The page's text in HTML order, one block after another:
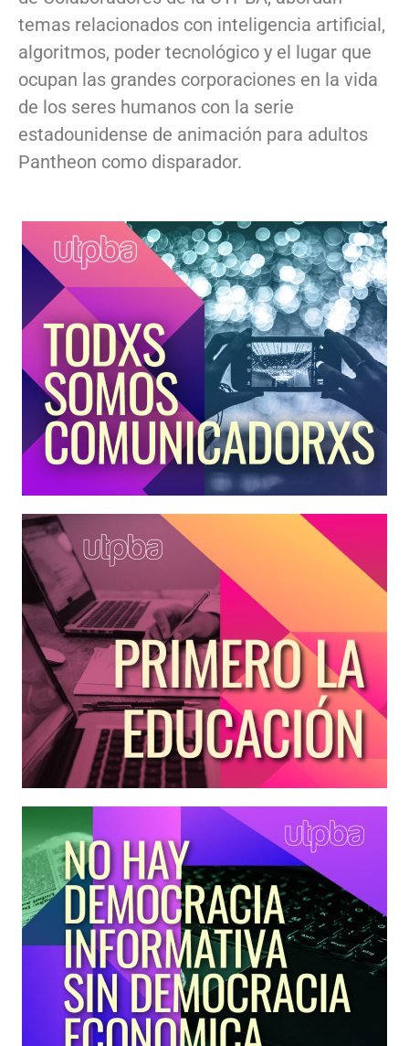
temas relacionados con inteligencia artificial,
algoritmos, poder tecnológico y el lugar que
ocupan las grandes corporaciones en la vida
de los seres humanos con la serie
estadounidense de animación para adultos
Pantheon como disparador.